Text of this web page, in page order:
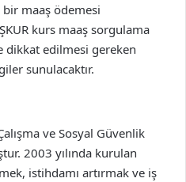
maaş ödemesi
kurs maaş sorgulama
dikkat edilmesi gereken
sunulacaktır.
ve Sosyal Güvenlik
2003 yılında kurulan
istihdamı artırmak ve iş